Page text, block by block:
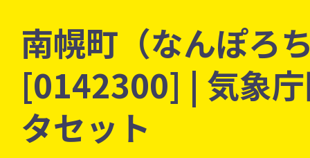
南幌町（なんぽろ
[0142300] | 気象
タセット